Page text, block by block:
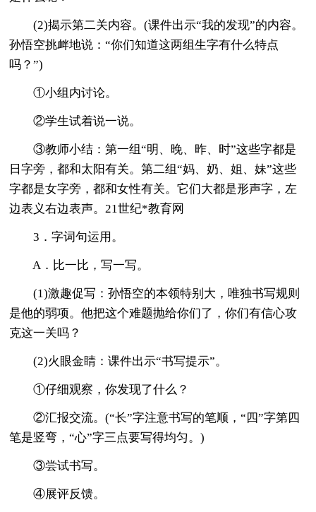
(2)揭示第二关内容。(课件出示“我的发现”的内容。
孙悟空挑衅地说：“你们知道这两组生字有什么特点
吗？”)
①小组内讨论。
②学生试着说一说。
③教师小结：第一组“明、晚、昨、时”这些字都是
日字旁，都和太阳有关。第二组“妈、奶、姐、妹”这些
字都是女字旁，都和女性有关。它们大都是形声字，左
边表义右边表声。21世纪*教育网
3．字词句运用。
A．比一比，写一写。
(1)激趣促写：孙悟空的本领特别大，唯独书写规则
是他的弱项。他把这个难题抛给你们了，你们有信心攻
克这一关吗？
(2)火眼金睛：课件出示“书写提示”。
①仔细观察，你发现了什么？
②汇报交流。(“长”字注意书写的笔顺，“四”字第四
笔是竖弯，“心”字三点要写得均匀。)
③尝试书写。
④展评反馈。